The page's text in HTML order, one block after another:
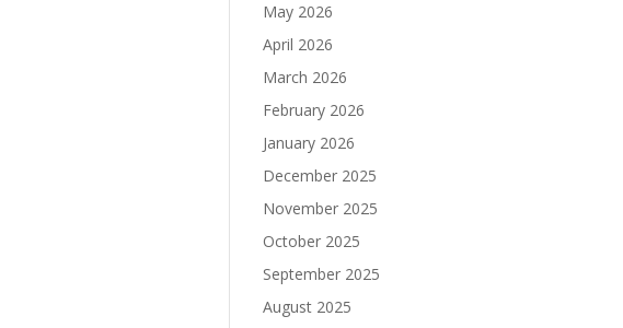
May 2026
April 2026
March 2026
February 2026
January 2026
December 2025
November 2025
October 2025
September 2025
August 2025